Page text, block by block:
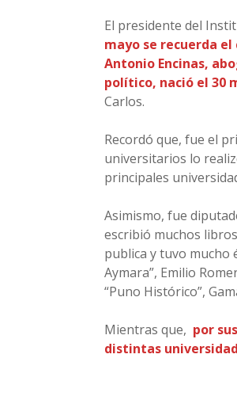
El presidente del
mayo se recuerda
Antonio Encinas,
político, nació el 30
Carlos.
Recordó que, fue el
universitarios lo
principales
Asimismo, fue
escribió muchos
publica y tuvo mucho
Aymara”, Emilio
“Puno Histórico”,
Mientras que, por
distintas